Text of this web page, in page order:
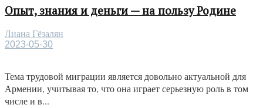
Опыт, знания и деньги — на пользу Родине
Лиана Гёзалян
2023-05-30
Тема трудовой миграции является довольно актуальной для
Армении, учитывая то, что она играет серьезную роль в том
числе и в...